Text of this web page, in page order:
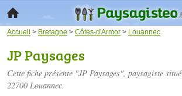
Accueil > Bretagne > Côtes-d'Armor > Louannec
JP Paysages
Cette fiche présente "JP Paysages", paysagiste situé
22700 Louannec.